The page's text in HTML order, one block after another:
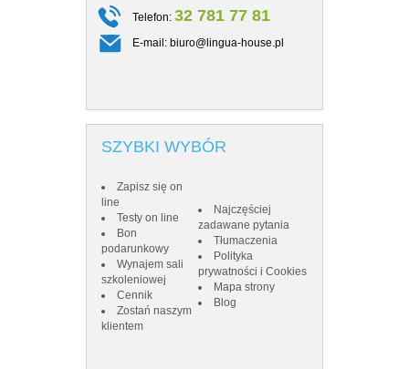
Telefon: 32 781 77 81
E-mail: biuro@lingua-house.pl
SZYBKI WYBÓR
Zapisz się on
line
Testy on line
Bon
podarunkowy
Wynajem sali
szkoleniowej
Cennik
Zostań naszym
klientem
Najczęściej
zadawane pytania
Tłumaczenia
Polityka
prywatności i Cookies
Mapa strony
Blog